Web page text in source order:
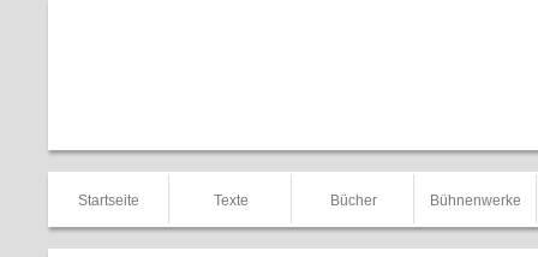
Startseite Texte Bücher Bühnenwerke